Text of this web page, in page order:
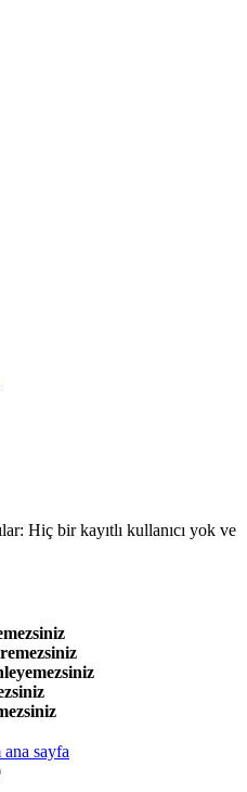
Hiç bir kayıtlı kullanıcı yok ve
sayfa